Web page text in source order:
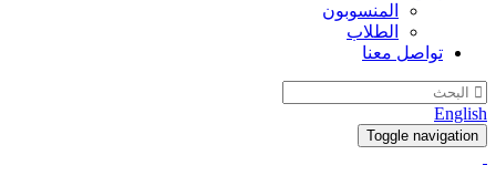
المنسوبون
الطلاب
تواصل معنا
English
Toggle navigation